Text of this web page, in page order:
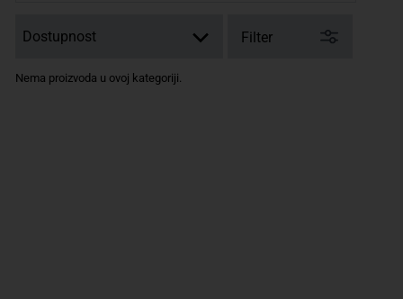
Filter
Nema proizvoda u ovoj kategoriji.